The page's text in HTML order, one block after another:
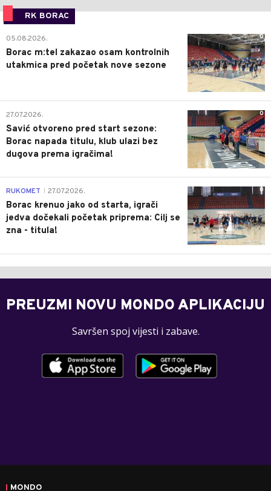
RK BORAC
0
05.08.2026.
Borac m:tel zakazao osam kontrolnih
utakmica pred početak nove sezone
0
27.07.2026.
Savić otvoreno pred start sezone:
Borac napada titulu, klub ulazi bez
dugova prema igračima!
0
RUKOMET 27.07.2026.
Borac krenuo jako od starta, igrači
jedva dočekali početak priprema: Cilj se
zna - titula!
PREUZMI NOVU MONDO APLIKACIJU
Savršen spoj vijesti i zabave.
MONDO